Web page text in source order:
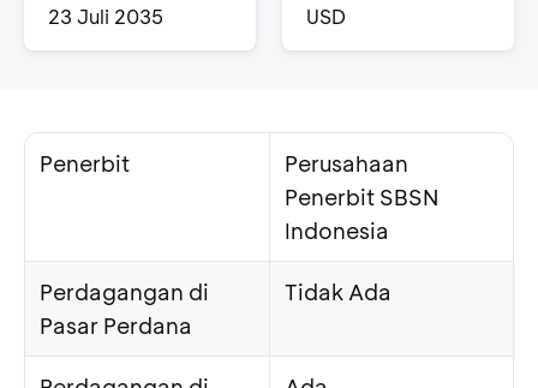
23 Juli 2035 USD
Penerbit
Perusahaan
Penerbit SBSN
Indonesia
Perdagangan di
Pasar Perdana
Tidak Ada